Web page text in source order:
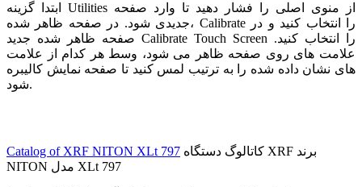
ابتدا گزینه Utilities از منوی اصلی را فشار دهید تا وارد صفحه
جدیدی شود. در صفحه ظاهر شده، Calibrate را انتخاب کنید و در
صفحه ظاهر شده جدید Calibrate Touch Screen را انتخاب کنید.
علامت های روی صفحه ظاهر می شود، وسط هر کدام از علامت
های نشان داده شده را به ترتیب لمس کنید تا صفحه نمایش کالیبره
شود.
Catalog of XRF NITON XLt 797
NITON مدل XLt 797